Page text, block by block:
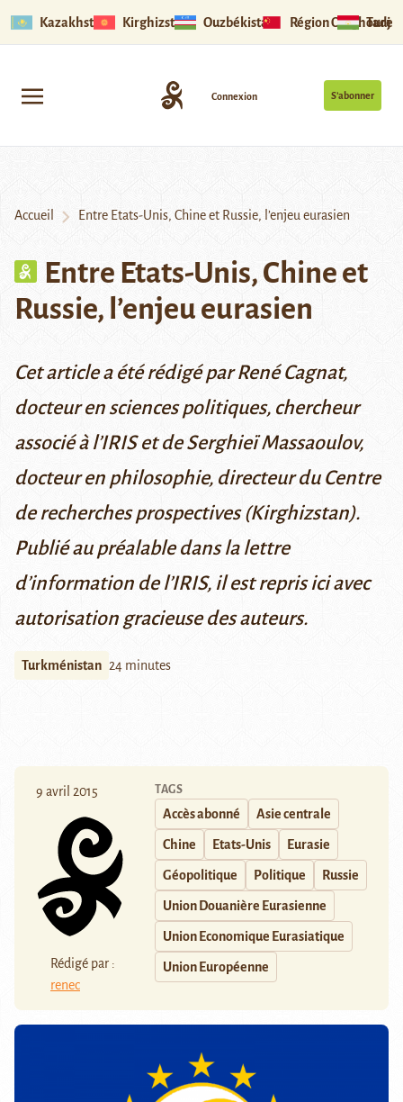
Kazakhstan Kirghizstan Ouzbékistan Région Ouïghoure
S’abonner
Connexion
Accueil Entre Etats-Unis, Chine et Russie, l’enjeu eurasien
Entre Etats-Unis, Chine et
Russie, l’enjeu eurasien
Cet article a été rédigé par René Cagnat,
docteur en sciences politiques, chercheur
associé à l’IRIS et de Serghieï Massaoulov,
docteur en philosophie, directeur du Centre
de recherches prospectives (Kirghizstan).
Publié au préalabledans la lettre
d’information de l’IRIS, il est repris ici avec
autorisation gracieuse des auteurs.
Turkménistan 24 minutes
9 avril 2015
Rédigé par :
renec
TAGS
Accès abonné Asie centrale
Chine Etats-Unis Eurasie
Géopolitique Politique Russie
Union Douanière Eurasienne
Union Economique Eurasiatique
Union Européenne